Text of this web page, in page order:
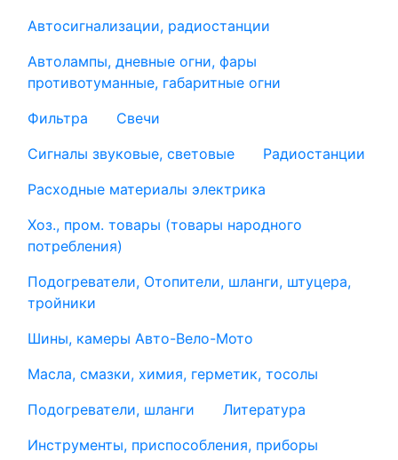
Автосигнализации, радиостанции
Автолампы, дневные огни, фары
противотуманные, габаритные огни
Фильтра
Свечи
Сигналы звуковые, световые
Радиостанции
Расходные материалы электрика
Хоз., пром. товары (товары народного
потребления)
Подогреватели, Отопители, шланги, штуцера,
тройники
Шины, камеры Авто-Вело-Мото
Масла, смазки, химия, герметик, тосолы
Подогреватели, шланги
Литература
Инструменты, приспособления, приборы